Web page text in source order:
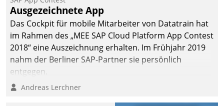
Ausgezeichnete App
Das Cockpit für mobile Mitarbeiter von Datatrain hat
im Rahmen des „MEE SAP Cloud Platform App Contest
2018“ eine Auszeichnung erhalten. Im Frühjahr 2019
nahm der Berliner SAP-Partner sie persönlich
entgegen.
Andreas Lerchner